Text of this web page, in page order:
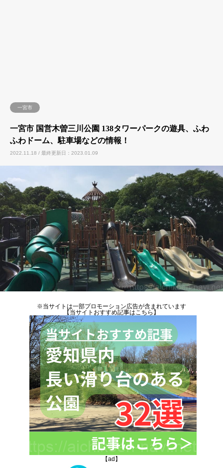
一宮市
一宮市 国営木曽三川公園 138タワーパークの遊具、ふわ
ふわドーム、駐車場などの情報！
2022.11.18 / 最終更新日：2023.01.09
※当サイトは一部プロモーション広告が含まれています
【当サイトおすすめ記事はこちら】
【ad】